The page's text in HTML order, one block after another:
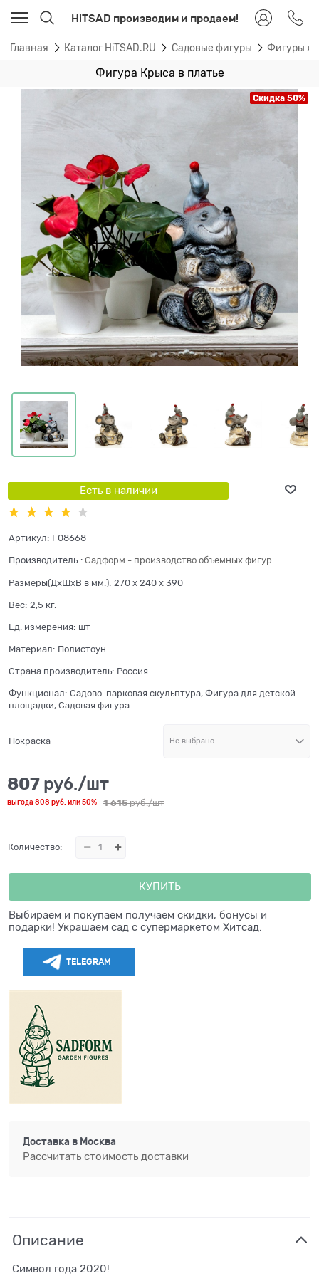
HiTSAD производим и продаем!
Главная Каталог HiTSAD.RU Садовые фигуры Фигуры
Фигура Крыса в платье
Скидка 50%
Есть в наличии
Артикул: F08668
Производитель : Садформ - производство объемных фигур
Размеры(ДхШхВ в мм.): 270 x 240 x 390
Вес: 2,5 кг.
Ед. измерения: шт
Материал: Полистоун
Страна производитель: Россия
Функционал: Садово-парковая скульптура, Фигура для детской
площадки, Садовая фигура
Покраска
1 615 руб./шт
807 руб./шт
выгода 808 руб. или50%
Количество:
КУПИТЬ
Выбираем и покупаем получаем скидки, бонусы и
подарки! Украшаем сад с супермаркетом Хитсад.
TELEGRAM
Доставка в Москва
Рассчитать стоимость доставки
Описание
Символ года 2020!